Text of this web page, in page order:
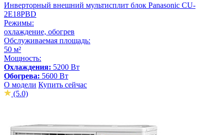
Инверторный внешний мультисплит блок Panasonic CU-
2E18PBD
Режимы:
охлаждение, обогрев
Обслуживаемая площадь:
50 м²
Мощность:
Охлаждения: 5200 Вт
Обогрева: 5600 Вт
О модели Купить сейчас
(5.0)